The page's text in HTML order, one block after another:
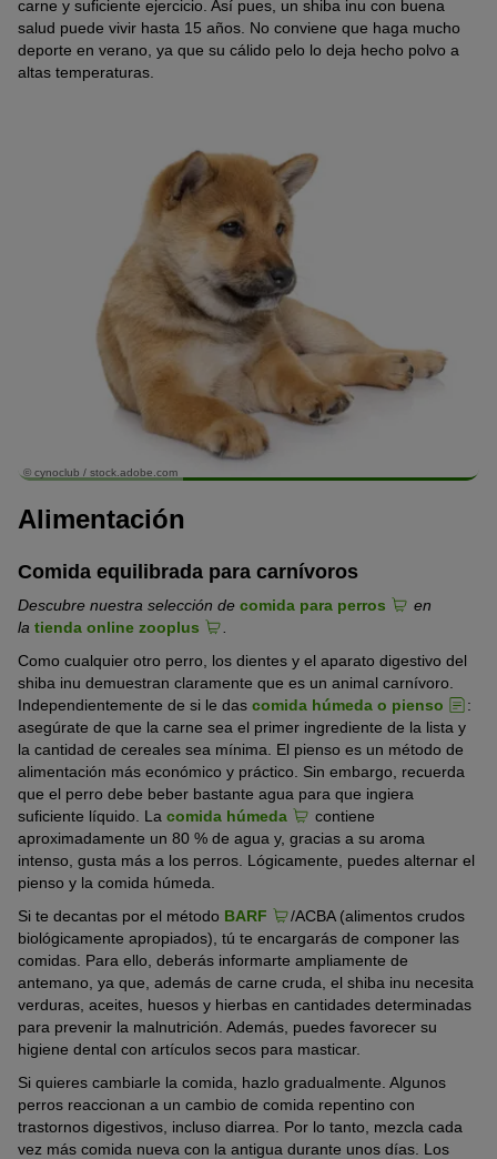
carne y suficiente ejercicio. Así pues, un shiba inu con buena
salud puede vivir hasta 15 años. No conviene que haga mucho
deporte en verano, ya que su cálido pelo lo deja hecho polvo a
altas temperaturas.
© cynoclub / stock.adobe.com
Alimentación
Comida equilibrada para carnívoros
Descubre nuestra selección de comida para perros
en
la tienda online zooplus
Como cualquier otro perro, los dientes y el aparato digestivo del
shiba inu demuestran claramente que es un animal carnívoro.
Independientemente de si le das comida húmeda o pienso
:
asegúrate de que la carne sea el primer ingrediente de la lista y
la cantidad de cereales sea mínima. El pienso es un método de
alimentación más económico y práctico. Sin embargo, recuerda
que el perro debe beber bastante agua para que ingiera
suficiente líquido. La comida húmeda
contiene
aproximadamente un 80 % de agua y, gracias a su aroma
intenso, gusta más a los perros. Lógicamente, puedes alternar el
pienso y la comida húmeda.
Si te decantas por el método BARF
/ACBA (alimentos crudos
biológicamente apropiados), tú te encargarás de componer las
comidas. Para ello, deberás informarte ampliamente de
antemano, ya que, además de carne cruda, el shiba inu necesita
verduras, aceites, huesos y hierbas en cantidades determinadas
para prevenir la malnutrición. Además, puedes favorecer su
higiene dental con artículos secos para masticar.
Si quieres cambiarle la comida, hazlo gradualmente. Algunos
perros reaccionan a un cambio de comida repentino con
trastornos digestivos, incluso diarrea. Por lo tanto, mezcla cada
vez más comida nueva con la antigua durante unos días. Los